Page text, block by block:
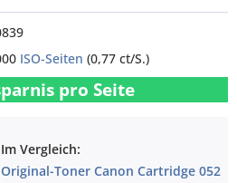
ISO-Seiten (0,77 ct/S.)
pro Seite
Im Vergleich:
Original-Toner Canon Cartridge 052